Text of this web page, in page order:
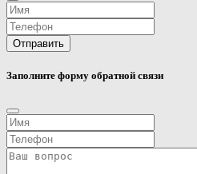
Отправить
Заполните форму обратной связи